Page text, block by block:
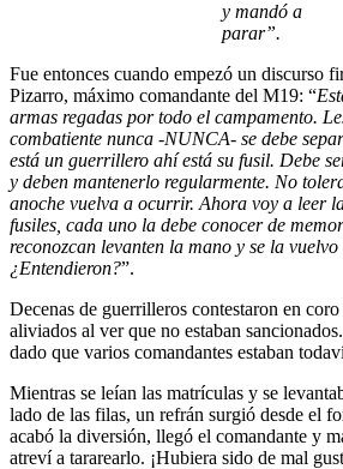
y mandó a
parar”.
Fue entonces cuando empezó un discurso
Pizarro, máximo comandante del M19: “
armas regadas por todo el campamento.
combatiente nunca -NUNCA- se debe
está un guerrillero ahí está su fusil. Debe
y deben mantenerlo regularmente. No
anoche vuelva a ocurrir. Ahora voy a leer
fusiles, cada uno la debe conocer de
reconozcan levanten la mano y se la
¿Entendieron?”.
Decenas de guerrilleros contestaron en coro
aliviados al ver que no estaban
dado que varios comandantes estaban
Mientras se leían las matrículas y se
lado de las filas, un refrán surgió desde el
acabó la diversión, llegó el comandante y
atreví a tararearlo. ¡Hubiera sido de mal